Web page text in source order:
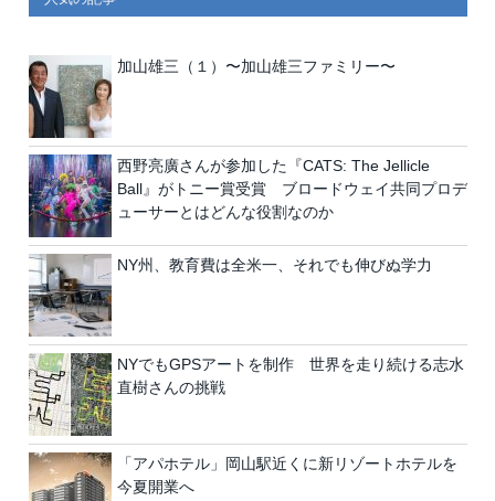
加山雄三（１）〜加山雄三ファミリー〜
西野亮廣さんが参加した『CATS: The Jellicle
Ball』がトニー賞受賞 ブロードウェイ共同プロデ
ューサーとはどんな役割なのか
NY州、教育費は全米一、それでも伸びぬ学力
NYでもGPSアートを制作 世界を走り続ける志水
直樹さんの挑戦
「アパホテル」岡山駅近くに新リゾートホテルを
今夏開業へ